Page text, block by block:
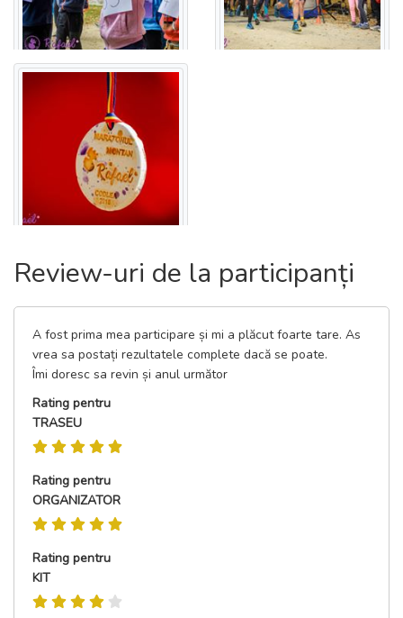
Review-uri de la participanți
A fost prima mea participare și mi a plăcut foarte tare. As
vrea sa postați rezultatele complete dacă se poate.
Îmi doresc sa revin și anul următor
Rating pentru
TRASEU
Rating pentru
ORGANIZATOR
Rating pentru
KIT